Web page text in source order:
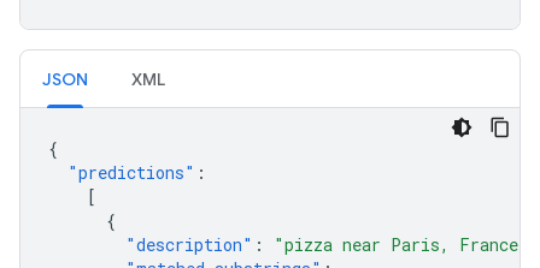
JSON XML
{
"predictions" :
[
{
"description" : "pizza near Paris, France"